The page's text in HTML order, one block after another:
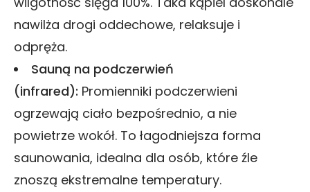
nawilża drogi oddechowe, relaksuje i
odpręża.
Sauną na podczerwień
(infrared): Promienniki podczerwieni
ogrzewają ciało bezpośrednio, a nie
powietrze wokół. To łagodniejsza forma
saunowania, idealna dla osób, które źle
znoszą ekstremalne temperatury.